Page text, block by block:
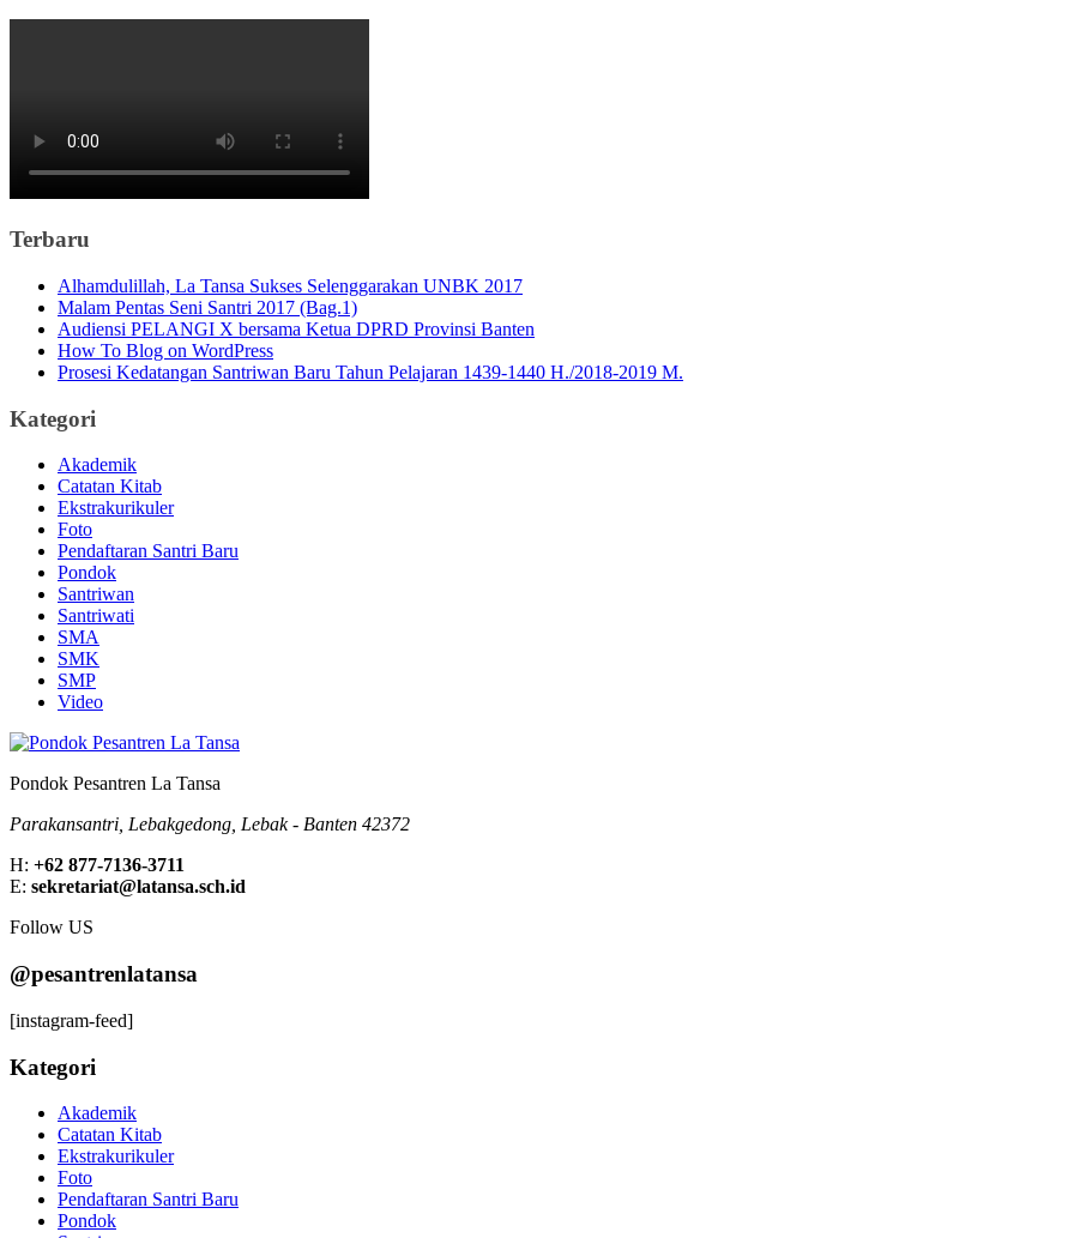
Terbaru
Alhamdulillah, La Tansa Sukses Selenggarakan UNBK 2017
Malam Pentas Seni Santri 2017 (Bag.1)
Audiensi PELANGI X bersama Ketua DPRD Provinsi Banten
How To Blog on WordPress
Prosesi Kedatangan Santriwan Baru Tahun Pelajaran 1439-1440 H./2018-2019 M.
Kategori
Akademik
Catatan Kitab
Ekstrakurikuler
Foto
Pendaftaran Santri Baru
Pondok
Santriwan
Santriwati
SMA
SMK
SMP
Video
Pondok Pesantren La Tansa
Parakansantri, Lebakgedong, Lebak - Banten 42372
H: +62 877-7136-3711
E: sekretariat@latansa.sch.id
Follow US
@pesantrenlatansa
[instagram-feed]
Kategori
Akademik
Catatan Kitab
Ekstrakurikuler
Foto
Pendaftaran Santri Baru
Pondok